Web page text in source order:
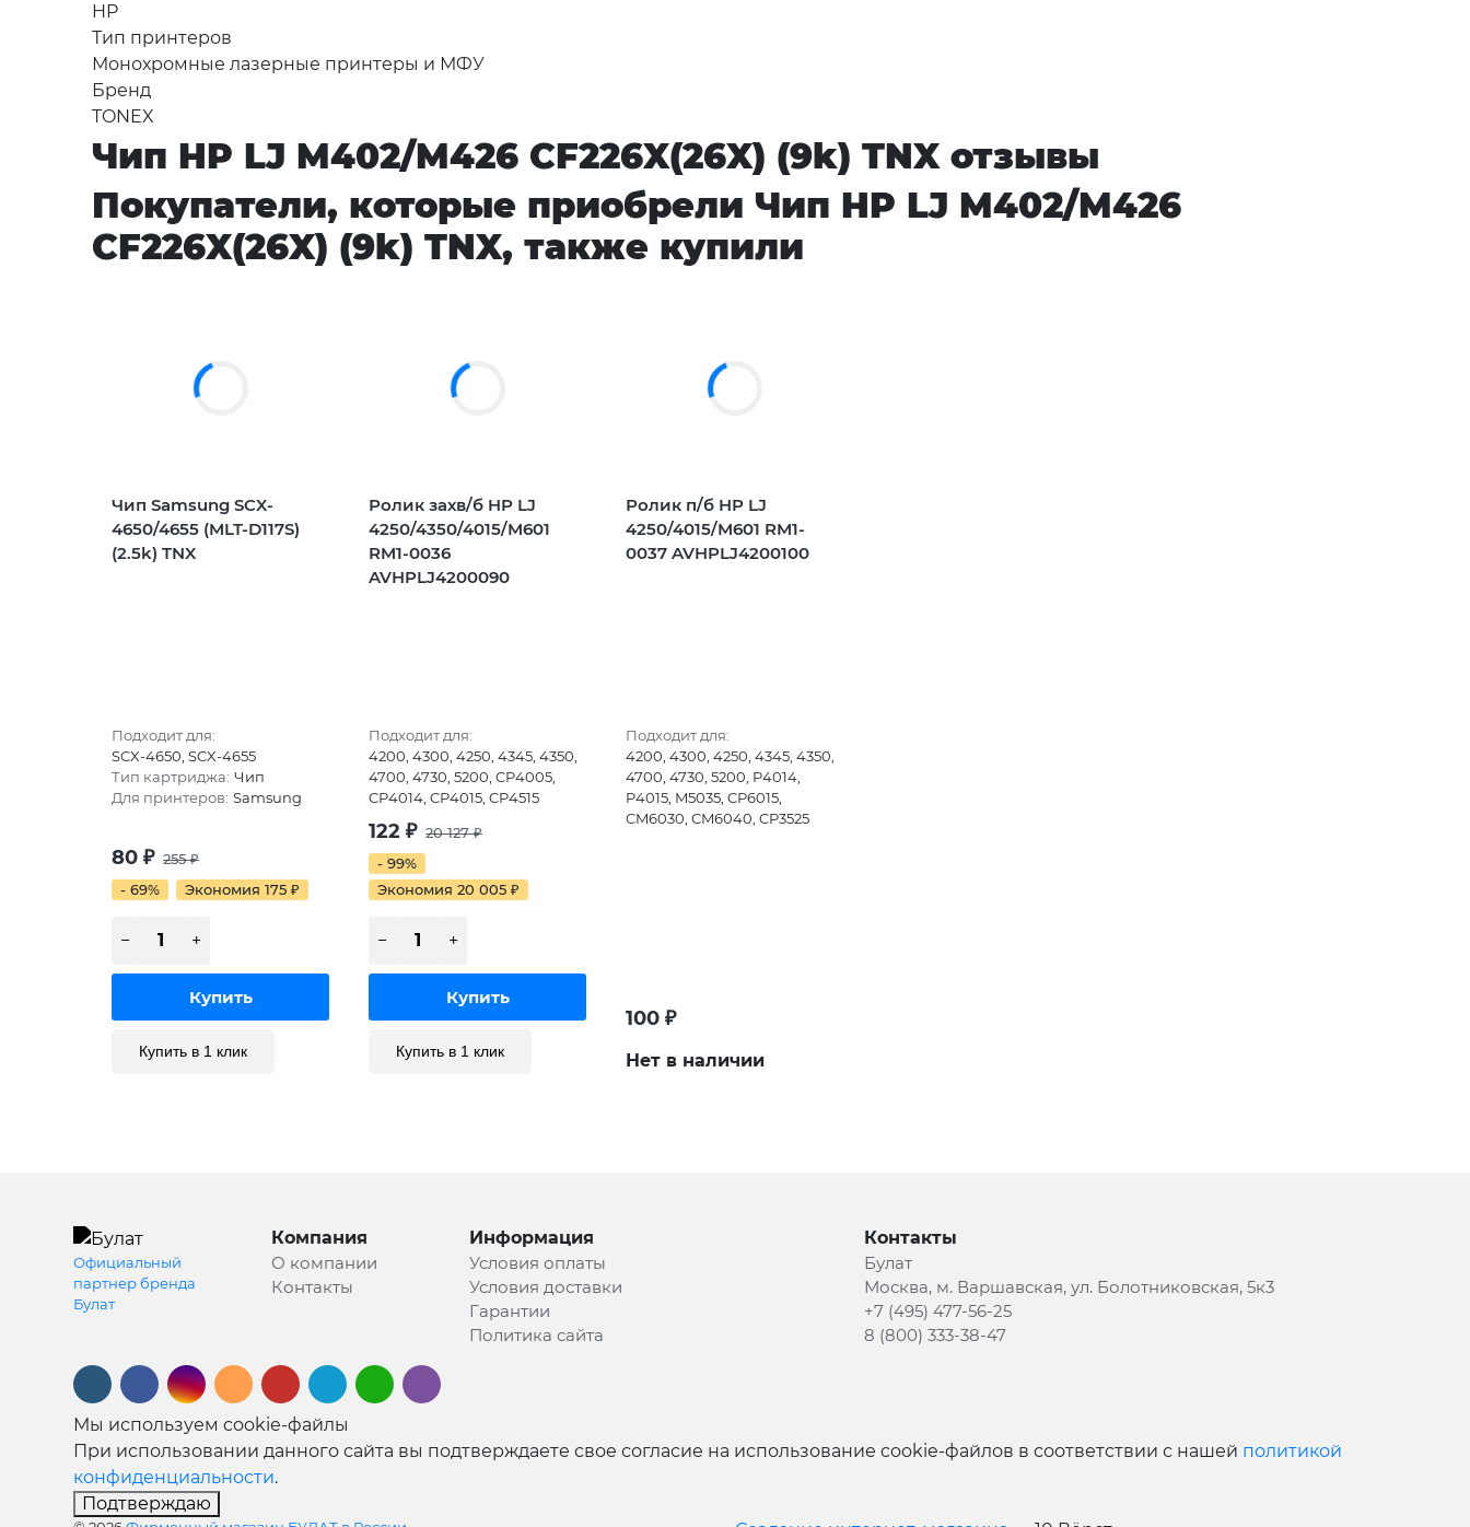
HP
Тип принтеров
Монохромные лазерные принтеры и МФУ
Бренд
TONEX
Чип HP LJ M402/M426 CF226X(26X) (9k) TNX отзывы
Покупатели, которые приобрели Чип HP LJ M402/M426
CF226X(26X) (9k) TNX, также купили
Чип Samsung SCX-
4650/4655 (MLT-D117S)
(2.5k) TNX
Подходит для:
SCX-4650, SCX-4655
Тип картриджа: Чип
Для принтеров: Samsung
80 ₽ 255₽
- 69%
Экономия 175 ₽
Купить в 1 клик
Ролик захв/б HP LJ
4250/4350/4015/M601
RM1-0036
AVHPLJ4200090
Подходит для:
4200, 4300, 4250, 4345, 4350,
4700, 4730, 5200, CP4005,
CP4014, CP4015, CP4515
122₽ 20 127₽
- 99%
Экономия 20 005₽
Купить в 1 клик
Ролик п/б HP LJ
4250/4015/M601 RM1-
0037 AVHPLJ4200100
Подходит для:
4200, 4300, 4250, 4345, 4350,
4700, 4730, 5200, P4014,
P4015, M5035, CP6015,
CM6030, CM6040, CP3525
100₽
Нет в наличии
Официальный
партнер бренда
Булат
Компания
О компании
Контакты
Информация
Условия оплаты
Условия доставки
Гарантии
Политика сайта
Контакты
Булат
Москва, м. Варшавская, ул. Болотниковская, 5к3
+7 (495) 477-56-25
8 (800) 333-38-47
Мы используем cookie-файлы
При использовании данного сайта вы подтверждаете свое согласие на использование cookie-файлов в соответствии с нашей политикой
конфиденциальности.
Подтверждаю